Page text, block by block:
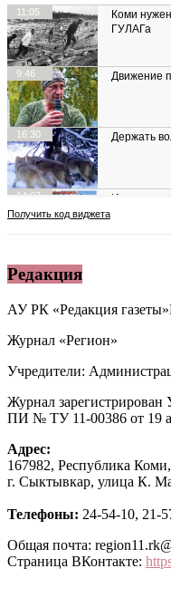
Редакция
АУ РК «Редакция
Журнал «Регион»
Учредители:
Журнал
ПИ № ТУ 11-00386 от 19
Адрес:
167982, Республика Коми,
г. Сыктывкар, улица К.
Телефоны: 24-54-10, 21-
Общая почта:
Страница ВКонтакте: